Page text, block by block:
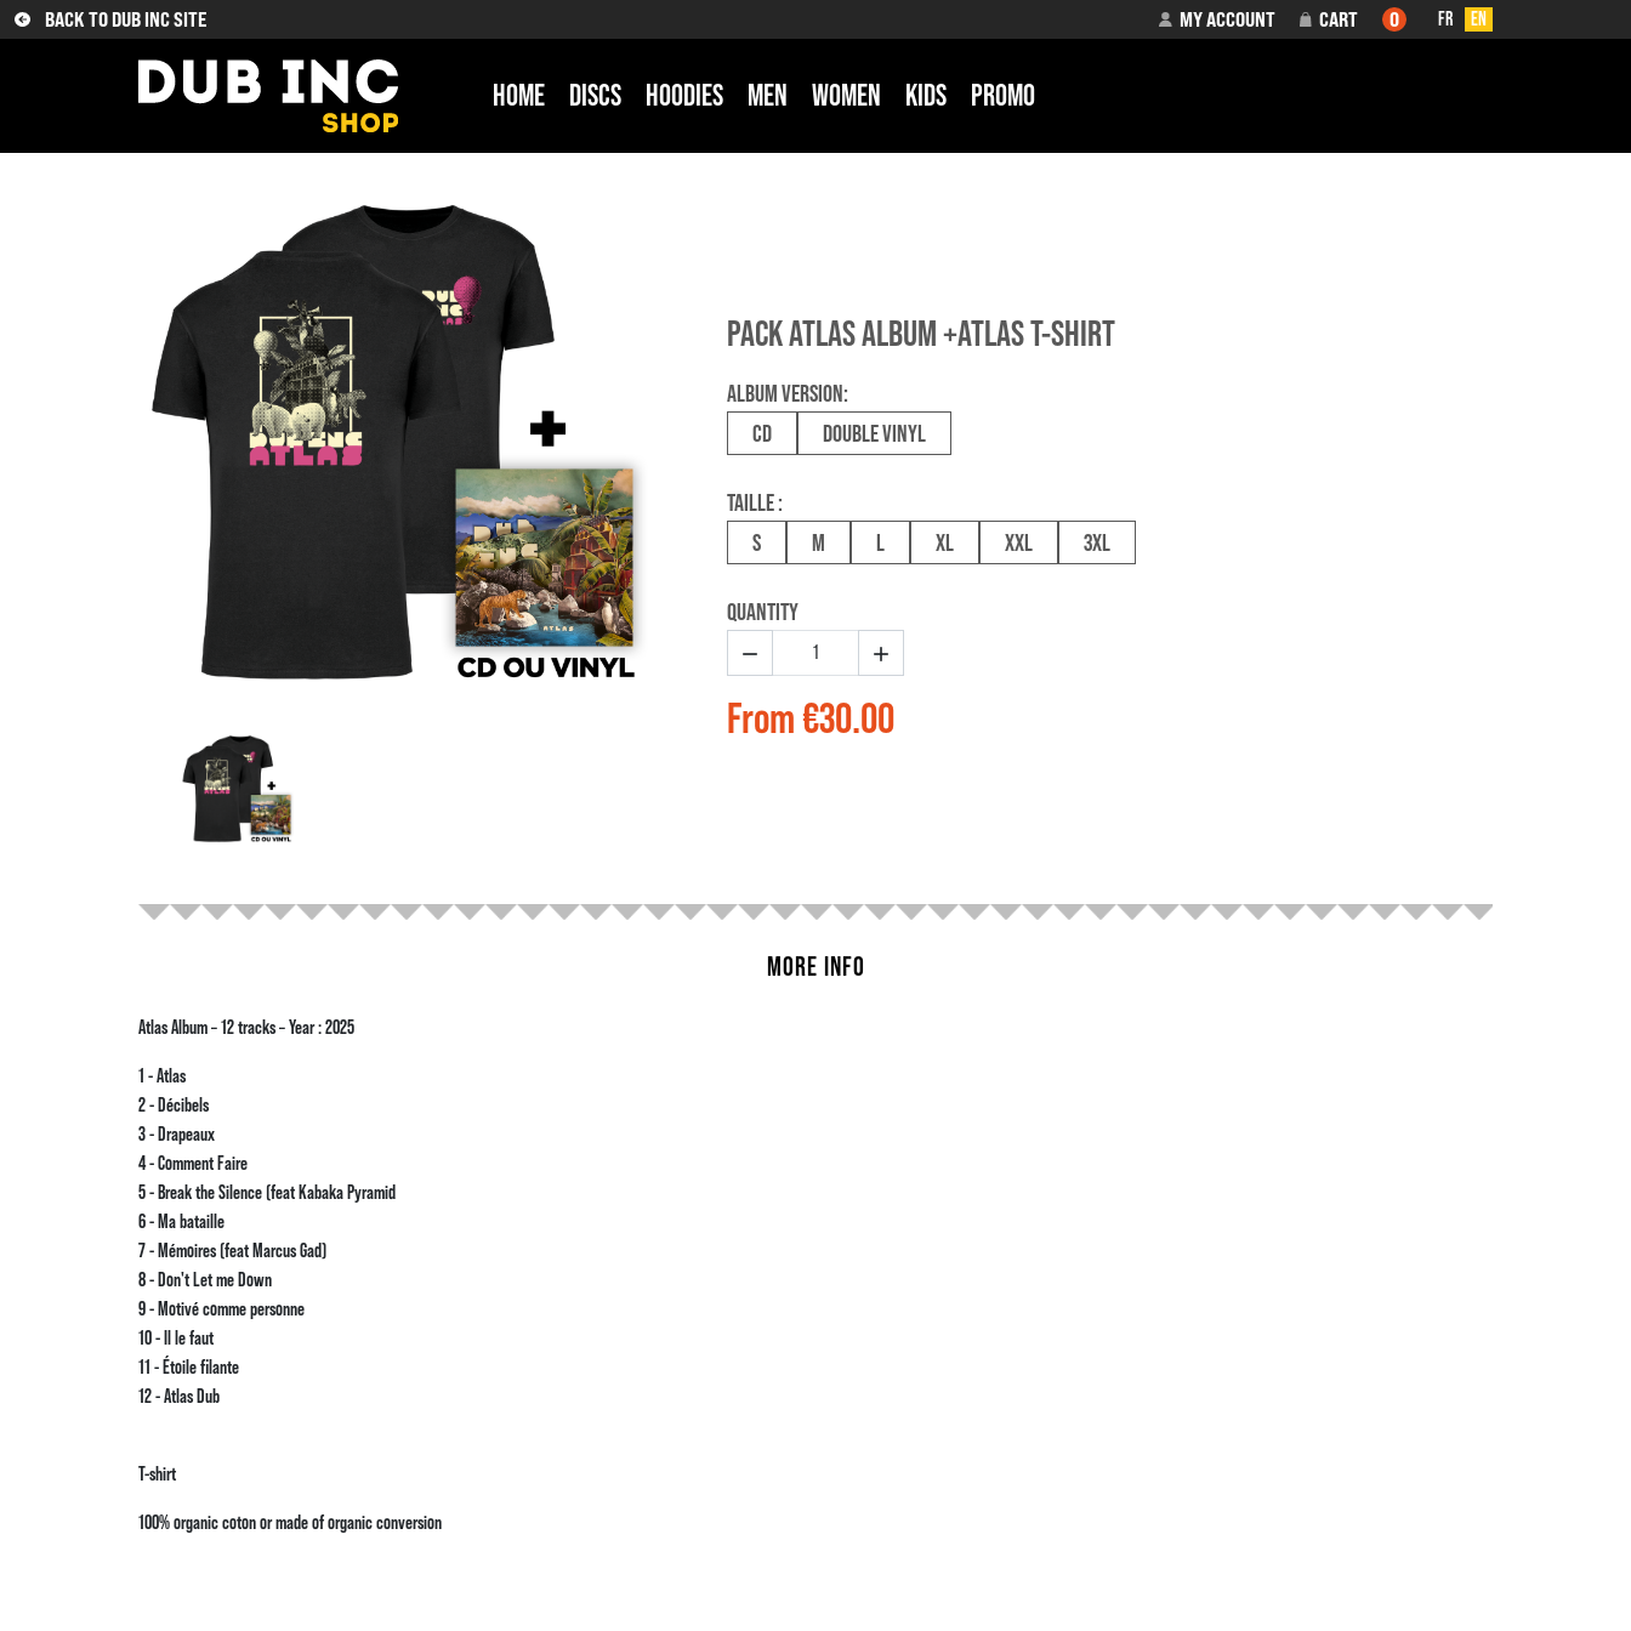
BACK TO DUB INC SITE MY ACCOUNT CART 0 FR EN
HOME DISCS HOODIES MEN WOMEN KIDS PROMO
PACK ATLAS ALBUM +ATLAS T-SHIRT
ALBUM VERSION:
CD
DOUBLE VINYL
TAILLE :
S
M L XL XXL 3XL
QUANTITY
 
From€30.00
MORE INFO
Atlas Album – 12 tracks – Year : 2025
1 - Atlas
2 - Décibels
3 - Drapeaux
4 - Comment Faire
5 - Break the Silence (feat Kabaka Pyramid
6 - Ma bataille
7 - Mémoires (feat Marcus Gad)
8 - Don't Let me Down
9 - Motivé comme personne
10 - Il le faut
11 - Étoile filante
12 - Atlas Dub
T-shirt
100% organic coton or made of organic conversion